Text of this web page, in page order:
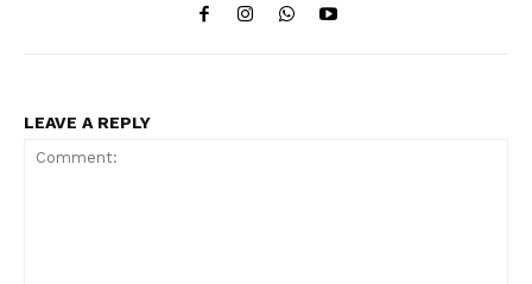
LEAVE A REPLY